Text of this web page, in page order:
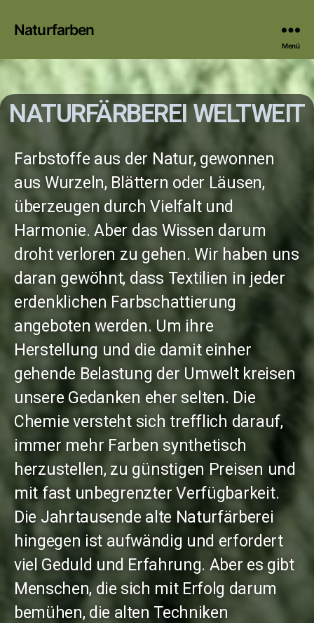
Naturfarben
Menü
NATURFÄRBEREI WELTWEIT
Farbstoffe aus der Natur, gewonnen
aus Wurzeln, Blättern oder Läusen,
überzeugen durch Vielfalt und
Harmonie. Aber das Wissen darum
droht verloren zu gehen. Wir haben uns
daran gewöhnt, dass Textilien in jeder
erdenklichen Farbschattierung
angeboten werden. Um ihre
Herstellung und die damit einher
gehende Belastung der Umwelt kreisen
unsere Gedanken eher selten. Die
Chemie versteht sich trefflich darauf,
immer mehr Farben synthetisch
herzustellen, zu günstigen Preisen und
mit fast unbegrenzter Verfügbarkeit.
Die Jahrtausende alte Naturfärberei
hingegen ist aufwändig und erfordert
viel Geduld und Erfahrung. Aber es gibt
Menschen, die sich mit Erfolg darum
bemühen, die alten Techniken